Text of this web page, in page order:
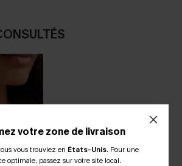
votre zone de livraison
vous trouviez en États-Unis. Pour une
optimale, passez sur votre site local.